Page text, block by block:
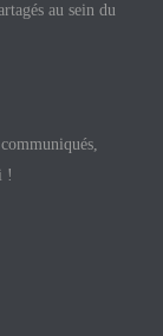
au sein du
!